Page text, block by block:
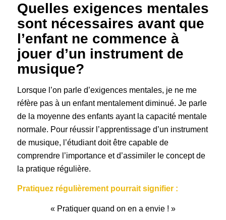
Quelles exigences mentales
sont nécessaires avant que
l’enfant ne commence à
jouer d’un instrument de
musique?
Lorsque l’on parle d’exigences mentales, je ne me
réfère pas à un enfant mentalement diminué. Je parle
de la moyenne des enfants ayant la capacité mentale
normale. Pour réussir l’apprentissage d’un instrument
de musique, l’étudiant doit être capable de
comprendre l’importance et d’assimiler le concept de
la pratique régulière.
Pratiquez régulièrement pourrait signifier :
« Pratiquer quand on en a envie ! »